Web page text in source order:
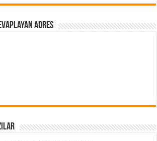
adres